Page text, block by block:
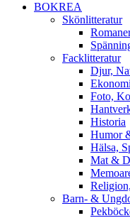
BOKREA
Skönlitteratur
Facklitteratur
Djur,
Foto,
Historia
Humor
Hälsa,
Mat &
Barn- &